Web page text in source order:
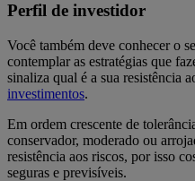
Perfil de investidor
Você também deve conhecer o
contemplar as estratégias que
sinaliza qual é a sua resistência
investimentos.
Em ordem crescente de
conservador, moderado ou
resistência aos riscos, por isso
seguras e previsíveis.